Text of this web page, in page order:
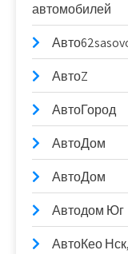
автомобилей
АвтоZ
АвтоГород
АвтоДом
АвтоДом
Автодом Юг
АвтоКео